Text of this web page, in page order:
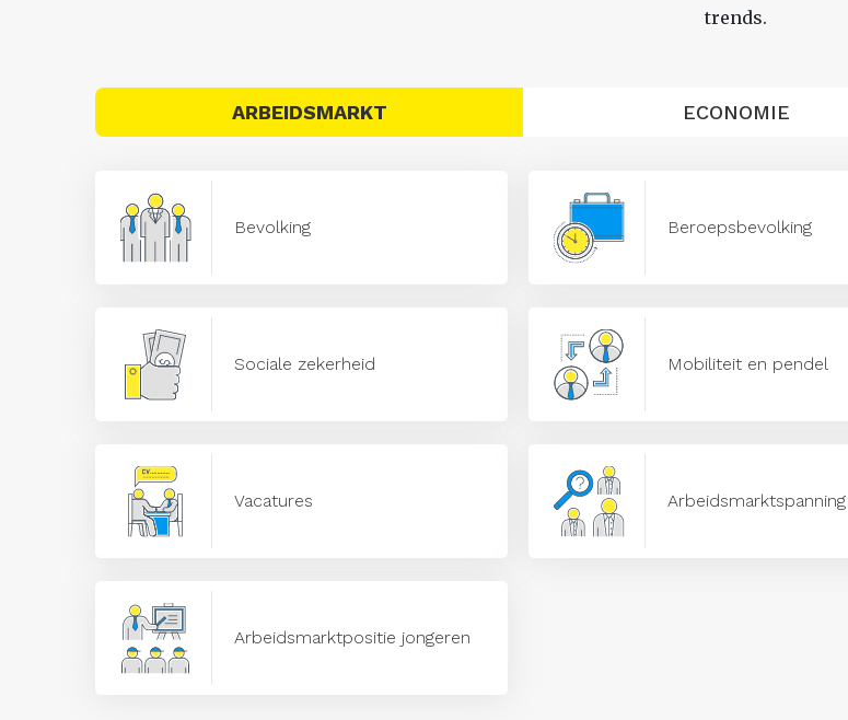
trends.
ARBEIDSMARKT ECONOMIE
Bevolking Beroepsbevolking
Sociale zekerheid Mobiliteit en pendel
Vacatures Arbeidsmarktspanning
Arbeidsmarktpositie jongeren